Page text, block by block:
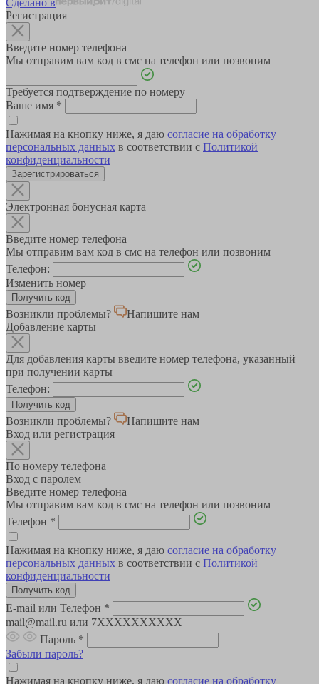
Сделано в
Регистрация
Введите номер телефона
Мы отправим вам код в смс на телефон или позвоним
Требуется подтверждение по номеру
Ваше имя *
Нажимая на кнопку ниже, я даю согласие на обработку
персональных данных в соответствии с Политикой
конфиденциальности
Зарегистрироваться
Электронная бонусная карта
Введите номер телефона
Мы отправим вам код в смс на телефон или позвоним
Телефон:
Изменить номер
Возникли проблемы?
Напишите нам
Добавление карты
Для добавления карты введите номер телефона, указанный
при получении карты
Телефон:
Возникли проблемы?
Напишите нам
Вход или регистрация
По номеру телефона
Вход с паролем
Введите номер телефона
Мы отправим вам код в смс на телефон или позвоним
Телефон *
Нажимая на кнопку ниже, я даю согласие на обработку
персональных данных в соответствии с Политикой
конфиденциальности
E-mail или Телефон *
mail@mail.ru или 7XXXXXXXXXX
Пароль *
Забыли пароль?
Нажимая на кнопку ниже, я даю согласие на обработку